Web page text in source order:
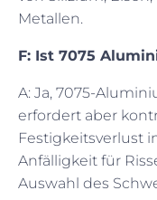
Metallen.
F: Ist 7075
A: Ja, 7075-
erfordert aber
Festigkeitsverlust
Anfälligkeit für
Auswahl des